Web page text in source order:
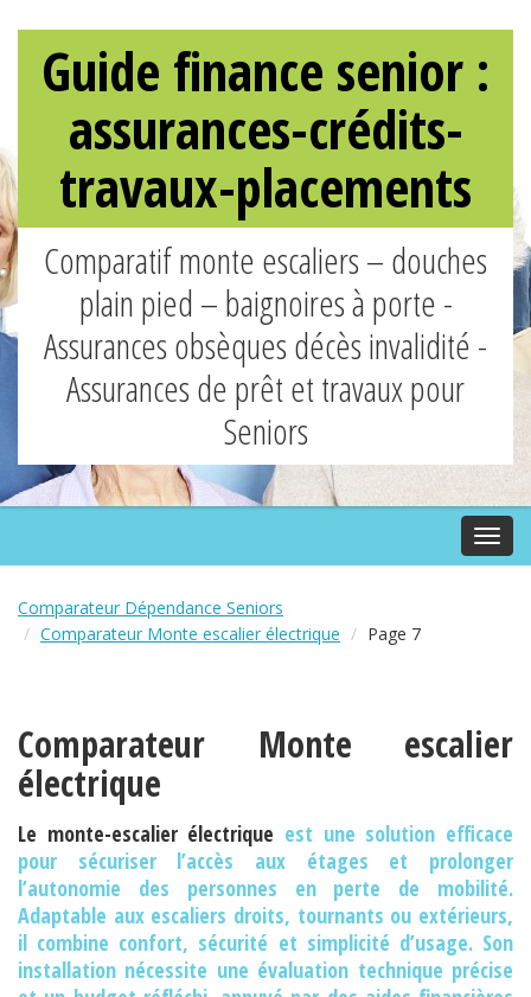
Guide finance senior :
assurances-crédits-
travaux-placements
Comparatif monte escaliers – douches
plain pied – baignoires à porte -
Assurances obsèques décès invalidité -
Assurances de prêt et travaux pour
Seniors
Comparateur Dépendance Seniors
Comparateur Monte escalier électrique
Page 7
Comparateur Monte escalier
électrique
Le monte-escalier électrique est une solution efficace
pour sécuriser l’accès aux étages et prolonger
l’autonomie des personnes en perte de mobilité.
Adaptable aux escaliers droits, tournants ou extérieurs,
il combine confort, sécurité et simplicité d’usage. Son
installation nécessite une évaluation technique précise